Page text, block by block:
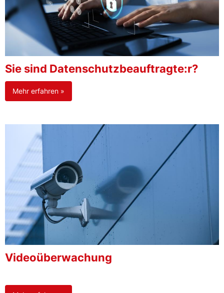
Sie sind Datenschutzbeauftragte:r?
Mehr erfahren »
Videoüberwachung